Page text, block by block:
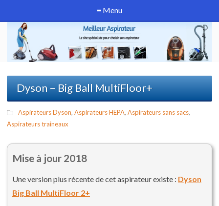
≡ Menu
Dyson – Big Ball MultiFloor+
Aspirateurs Dyson, Aspirateurs HEPA, Aspirateurs sans sacs,
Aspirateurs traineaux
Mise à jour 2018
Une version plus récente de cet aspirateur existe : Dyson
Big Ball MultiFloor 2+